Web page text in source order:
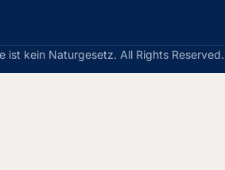
kein Naturgesetz. All Rights Reserved.